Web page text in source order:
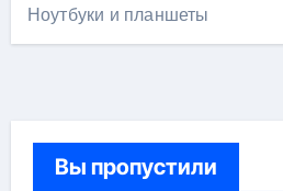
Ноутбуки и планшеты
Вы пропустили